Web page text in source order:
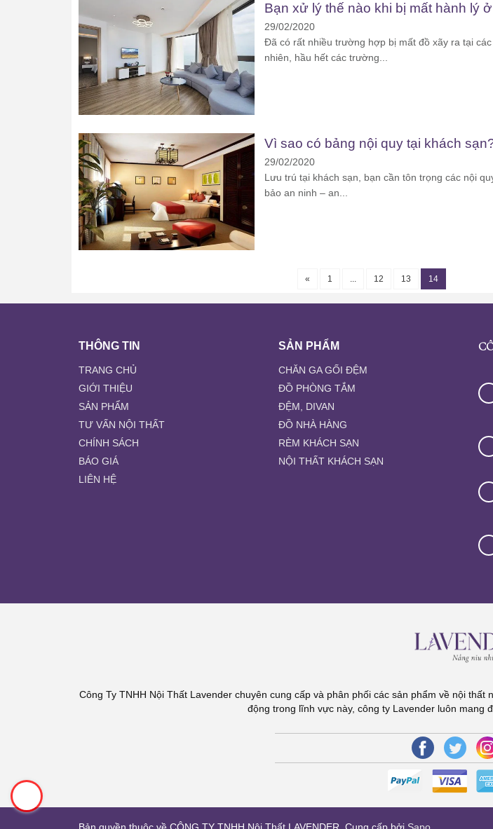
Bạn xử lý thế nào khi bị mất hành lý
29/02/2020
Đã có rất nhiều trường hợp bị mất đồ xãy ra tại
nhiên, hầu hết các trường...
Vì sao có bảng nội quy tại khách
29/02/2020
Lưu trú tại khách sạn, bạn cần tôn trọng các nội
bảo an ninh – an...
« 1 ... 12 13 14
THÔNG TIN
TRANG CHỦ
GIỚI THIỆU
SẢN PHẨM
TƯ VẤN NỘI THẤT
CHÍNH SÁCH
BÁO GIÁ
LIÊN HỆ
SẢN PHẨM
CHĂN GA GỐI ĐỆM
ĐỒ PHÒNG TẮM
ĐỆM, DIVAN
ĐỒ NHÀ HÀNG
RÈM KHÁCH SẠN
NỘI THẤT KHÁCH SẠN
Công Ty TNHH Nội Thất Lavender chuyên cung cấp và phân phối các sản phẩm về nội
động trong lĩnh vực này, công ty Lavender luôn mang
Bản quyền thuộc về CÔNG TY TNHH Nội Thất LAVENDER . Cung cấp bởi Sapo